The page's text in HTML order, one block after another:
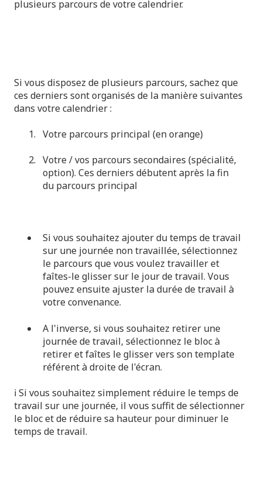
plusieurs parcours de votre calendrier.
Si vous disposez de plusieurs parcours, sachez que
ces derniers sont organisés de la manière suivantes
dans votre calendrier :
Votre parcours principal (en orange)
Votre / vos parcours secondaires (spécialité,
option). Ces derniers débutent après la fin
du parcours principal
Si vous souhaitez ajouter du temps de travail
sur une journée non travaillée, sélectionnez
le parcours que vous voulez travailler et
faîtes-le glisser sur le jour de travail. Vous
pouvez ensuite ajuster la durée de travail à
votre convenance.
A l'inverse, si vous souhaitez retirer une
journée de travail, sélectionnez le bloc à
retirer et faîtes le glisser vers son template
référent à droite de l'écran.
ℹ️ Si vous souhaitez simplement réduire le temps de
travail sur une journée, il vous suffit de sélectionner
le bloc et de réduire sa hauteur pour diminuer le
temps de travail.